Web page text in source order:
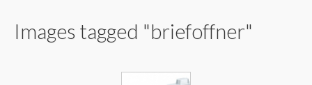
Images tagged "briefoffner"